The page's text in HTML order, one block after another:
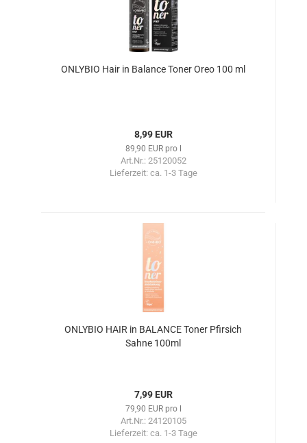
ONLYBIO Hair in Balance Toner Oreo 100 ml
8,99 EUR
89,90 EUR pro l
Art.Nr.: 25120052
Lieferzeit: ca. 1-3 Tage
ONLYBIO HAIR in BALANCE Toner Pfirsich
Sahne 100ml
7,99 EUR
79,90 EUR pro l
Art.Nr.: 24120105
Lieferzeit: ca. 1-3 Tage